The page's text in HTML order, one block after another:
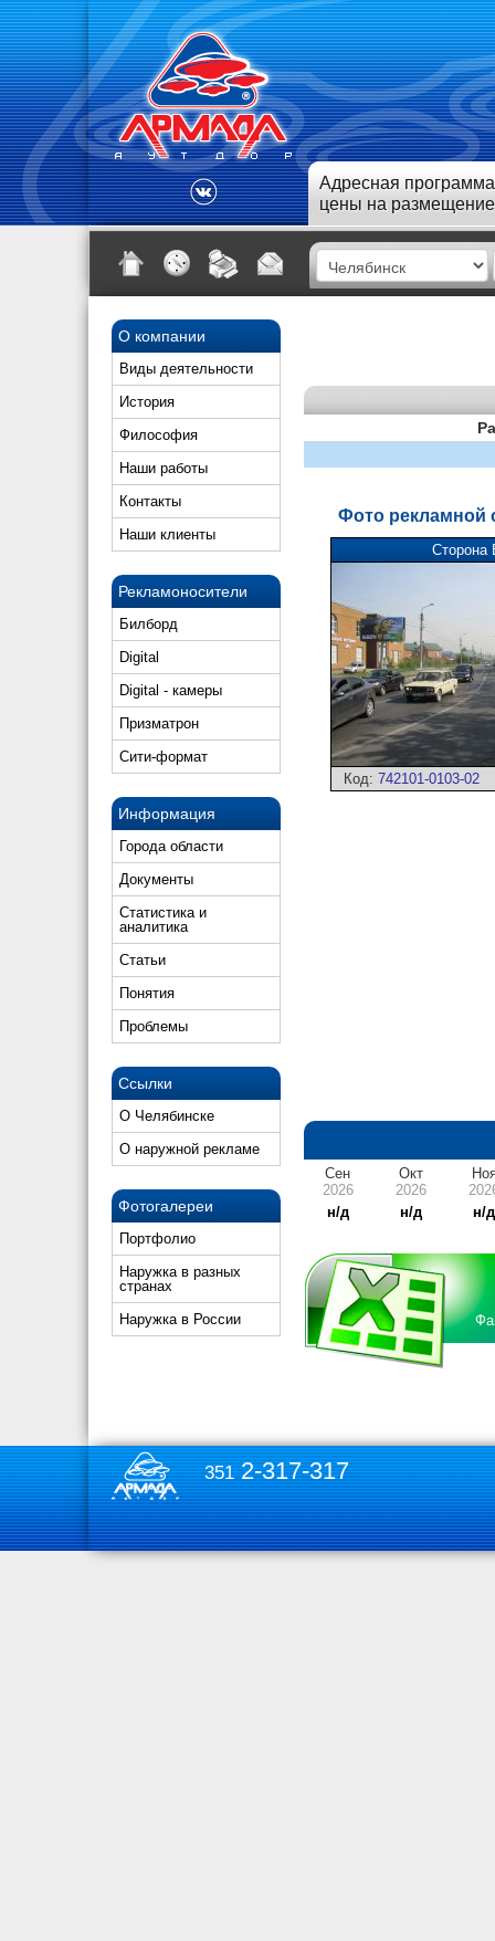
Адресная
цены на размещение
О компании
Виды деятельности
История
Философия
Наши работы
Контакты
Наши клиенты
Рекламоносители
Билборд
Digital
Digital - камеры
Призматрон
Сити-формат
Информация
Города области
Документы
Статистика и
аналитика
Статьи
Понятия
Проблемы
Ссылки
О Челябинске
О наружной рекламе
Фотогалереи
Портфолио
Наружка в разных
странах
Наружка в России
Фото рекламной
Сторона
Код: 742101-0103-02
Сен
2026
н/д
Окт
2026
н/д
н/д
3512-317-317